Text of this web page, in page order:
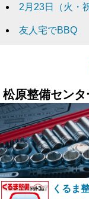
2月23日（火・
友人宅でBBQ
松原整備センタ
くるま